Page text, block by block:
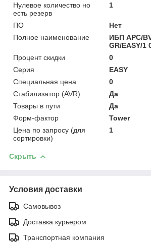
Нулевое количество но
есть резерв
1
ПО
Нет
Полное наименование
ИБП APC/
GR/EASY/1
Процент скидки
0
Серия
EASY
Специальная цена
0
Стабилизатор (AVR)
Да
Товары в пути
Да
Форм-фактор
Tower
Цена по запросу (для
сортировки)
1
Скрыть
Условия доставки
Самовывоз
Доставка курьером
Транспортная компания